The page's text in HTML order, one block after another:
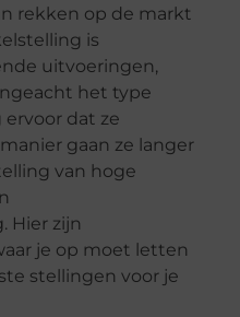
rekken op de markt
is
uitvoeringen,
het type
dat ze
gaan ze langer
van hoge
Hier zijn
je op moet letten
stellingen voor je